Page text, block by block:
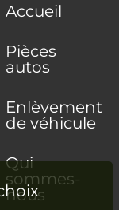
Accueil
Pièces
autos
Enlèvement
de véhicule
Qui
sommes-
nous